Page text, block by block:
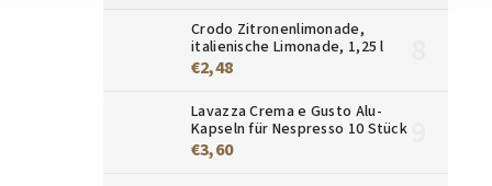
Crodo Zitronenlimonade,
italienische Limonade, 1,25 l
€2,48
Lavazza Crema e Gusto Alu-
Kapseln für Nespresso 10 Stück
€3,60